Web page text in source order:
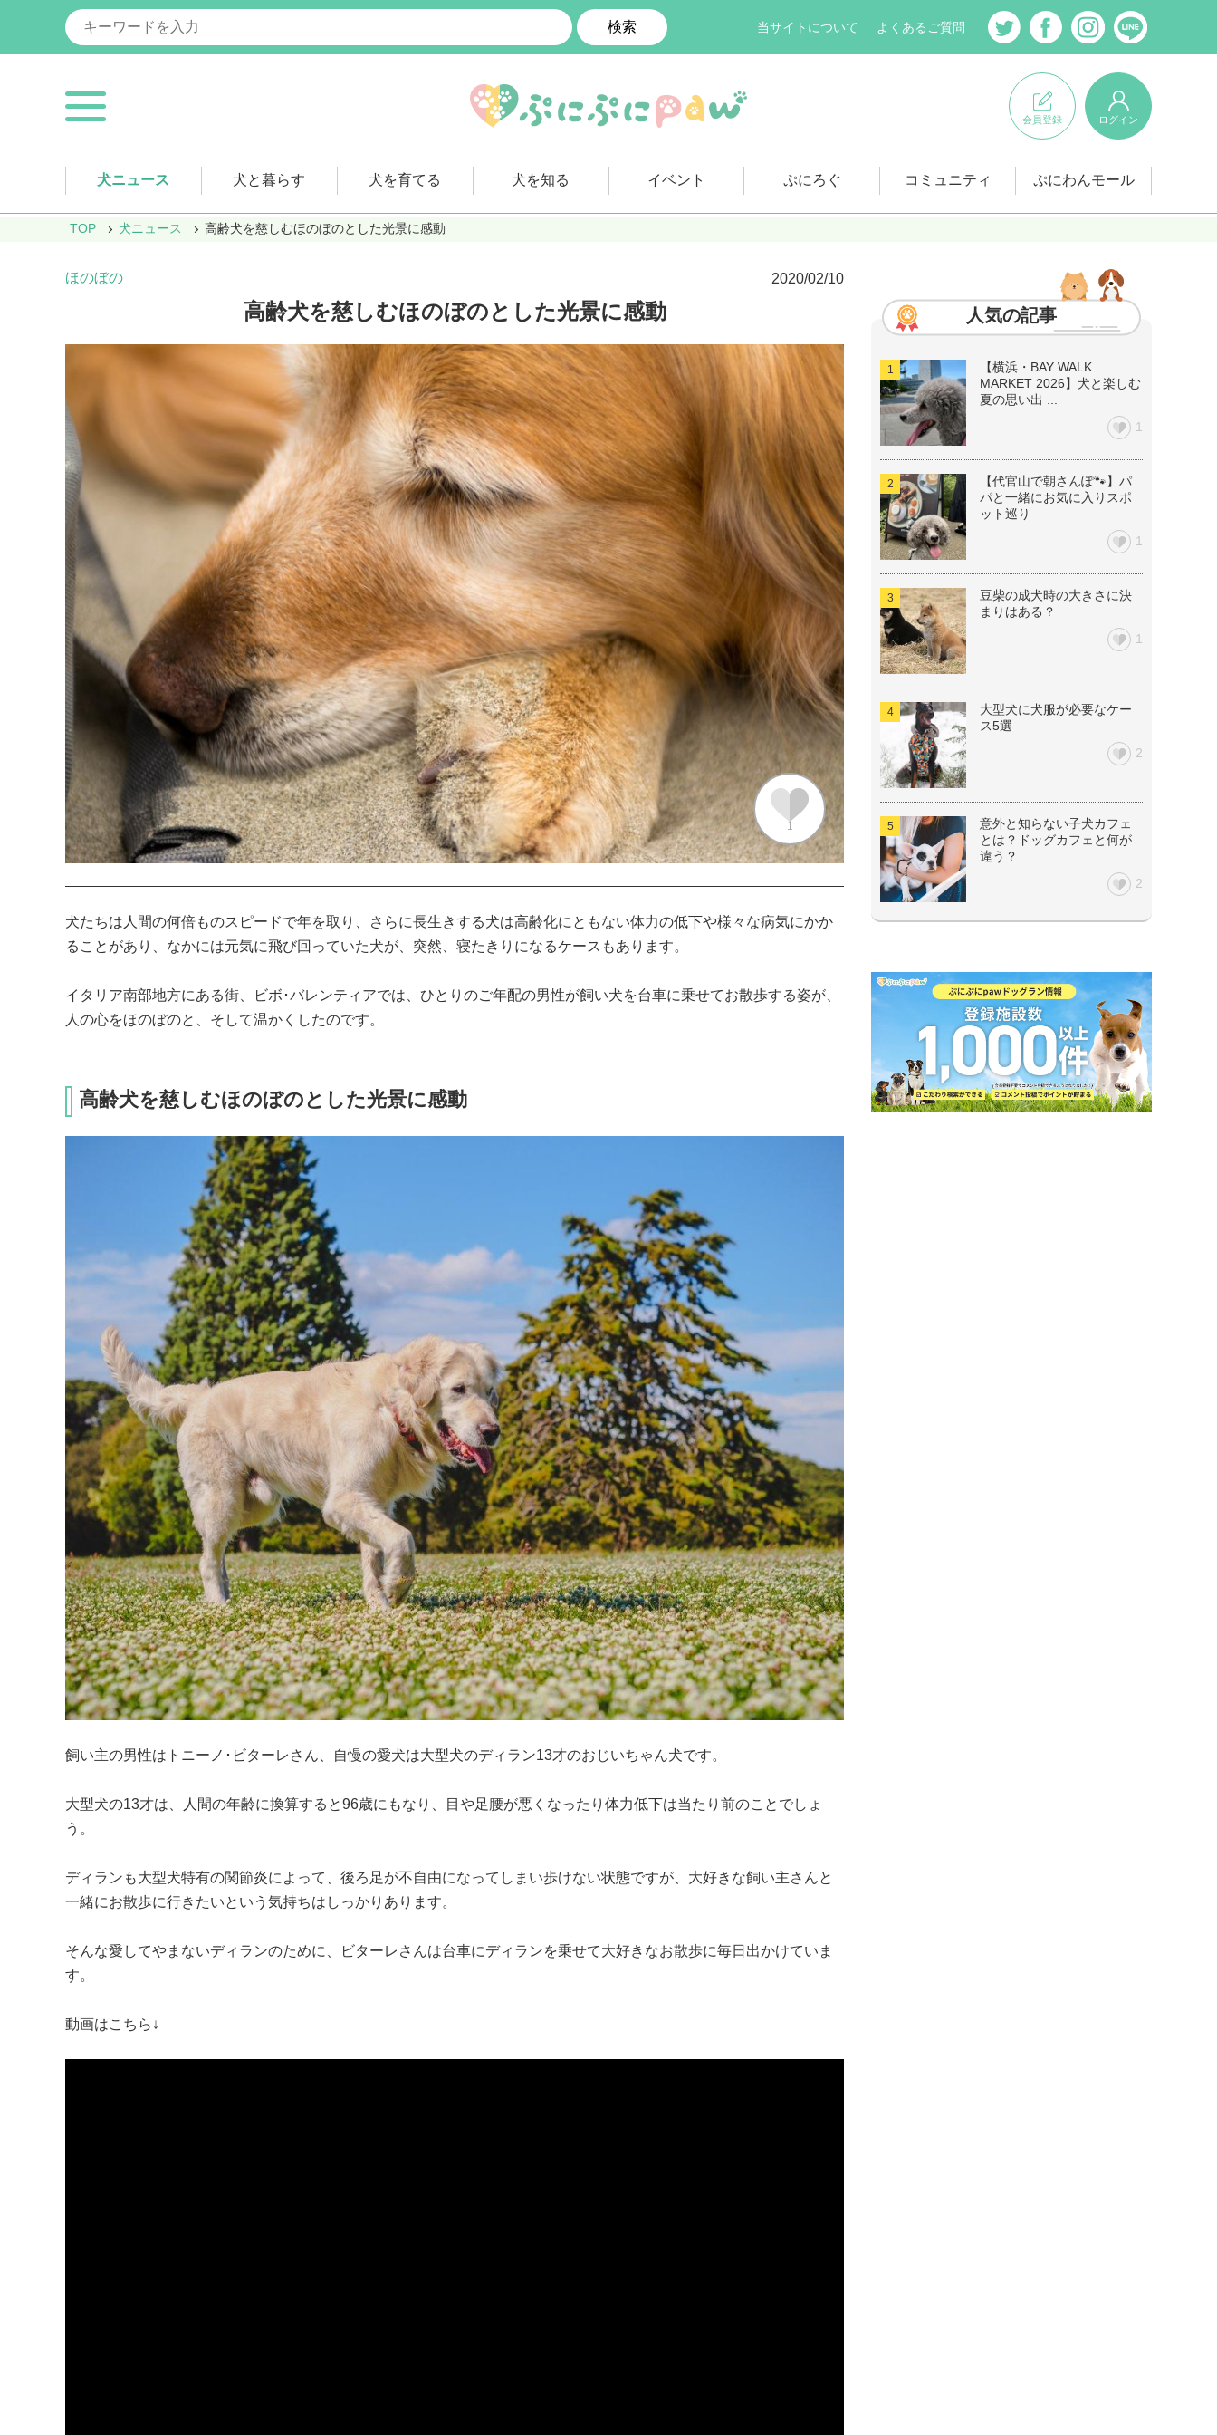
検索 当サイトについて よくあるご質問
会員登録 ログイン
犬ニュース 犬と暮らす 犬を育てる 犬を知る イベント ぷにろぐ コミュニティ ぷにわんモール
TOP 犬ニュース 高齢犬を慈しむほのぼのとした光景に感動
ほのぼの 2020/02/10
高齢犬を慈しむほのぼのとした光景に感動
1
犬たちは人間の何倍ものスピードで年を取り、さらに長生きする犬は高齢化にともない体力の低下や様々な病気にかか
ることがあり、なかには元気に飛び回っていた犬が、突然、寝たきりになるケースもあります。
イタリア南部地方にある街、ビボ･バレンティアでは、ひとりのご年配の男性が飼い犬を台車に乗せてお散歩する姿が、
人の心をほのぼのと、そして温かくしたのです。
高齢犬を慈しむほのぼのとした光景に感動
飼い主の男性はトニーノ･ビターレさん、自慢の愛犬は大型犬のディラン13才のおじいちゃん犬です。
大型犬の13才は、人間の年齢に換算すると96歳にもなり、目や足腰が悪くなったり体力低下は当たり前のことでしょ
う。
ディランも大型犬特有の関節炎によって、後ろ足が不自由になってしまい歩けない状態ですが、大好きな飼い主さんと
一緒にお散歩に行きたいという気持ちはしっかりあります。
そんな愛してやまないディランのために、ビターレさんは台車にディランを乗せて大好きなお散歩に毎日出かけていま
す。
動画はこちら↓
人気の記事
【横浜・BAY WALK
MARKET 2026】犬と楽しむ
夏の思い出 ...
1
【代官山で朝さんぽ🐾】パ
パと一緒にお気に入りスポ
ット巡り
1
豆柴の成犬時の大きさに決
まりはある？
1
大型犬に犬服が必要なケー
ス5選
2
意外と知らない子犬カフェ
とは？ドッグカフェと何が
違う？
2